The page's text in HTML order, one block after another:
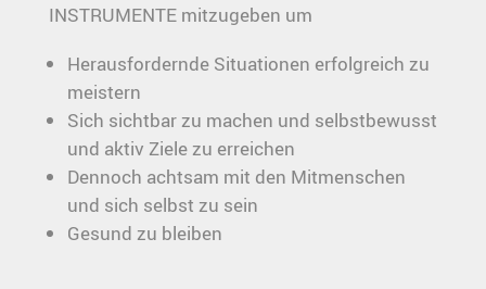
INSTRUMENTE mitzugeben um
Herausfordernde Situationen erfolgreich zu
meistern
Sich sichtbar zu machen und selbstbewusst
und aktiv Ziele zu erreichen
Dennoch achtsam mit den Mitmenschen
und sich selbst zu sein
Gesund zu bleiben